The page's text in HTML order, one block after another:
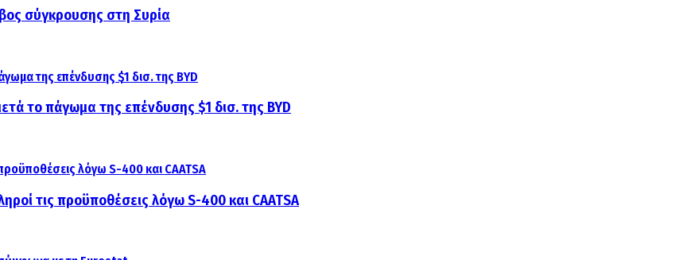
σύγκρουσης στη Συρία
το πάγωμα της επένδυσης $1 δισ. της BYD
τις προϋποθέσεις λόγω S-400 και CAATSA